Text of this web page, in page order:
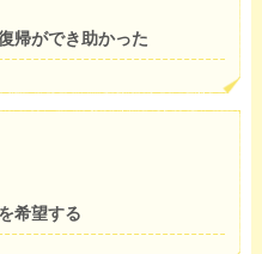
帰ができ助かった
希望する